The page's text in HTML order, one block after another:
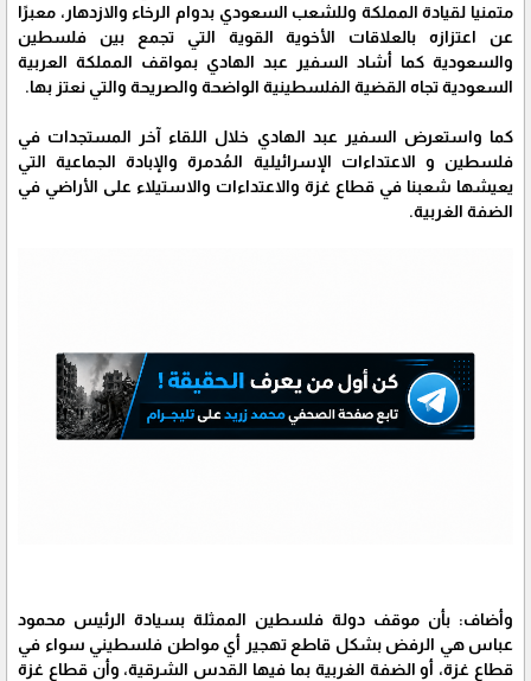
متمنيا لقيادة المملكة وللشعب السعودي بدوام الرخاء والازدهار، معبرًا
عن اعتزازه بالعلاقات الأخوية القوية التي تجمع بين فلسطين
والسعودية كما أشاد السفير عبد الهادي بمواقف المملكة العربية
السعودية تجاه القضية الفلسطينية الواضحة والصريحة والتي نعتز بها.
كما واستعرض السفير عبد الهادي خلال اللقاء آخر المستجدات في
فلسطين و الاعتداءات الإسرائيلية المُدمرة والإبادة الجماعية التي
يعيشها شعبنا في قطاع غزة والاعتداءات والاستيلاء على الأراضي في
الضفة الغربية.
وأضاف: بأن موقف دولة فلسطين الممثلة بسيادة الرئيس محمود
عباس هي الرفض بشكل قاطع تهجير أي مواطن فلسطيني سواء في
قطاع غزة، أو الضفة الغربية بما فيها القدس الشرقية، وأن قطاع غزة